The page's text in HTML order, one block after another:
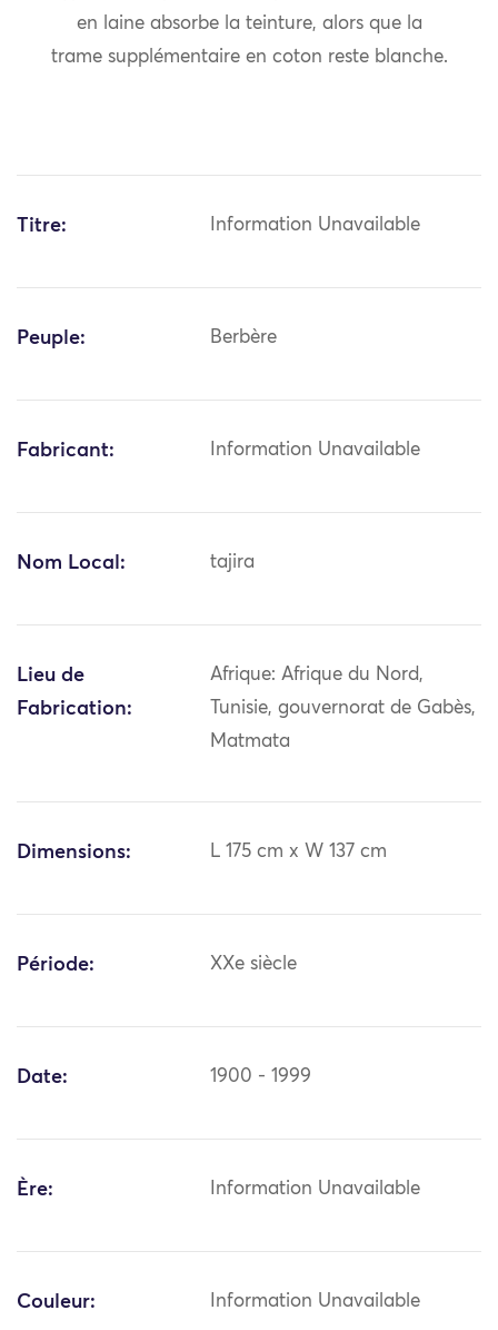
en laine absorbe la teinture, alors que la
trame supplémentaire en coton reste blanche.
Titre: Information Unavailable
Peuple: Berbère
Fabricant: Information Unavailable
Nom Local: tajira
Lieu de
Fabrication:
Afrique: Afrique du Nord,
Tunisie, gouvernorat de Gabès,
Matmata
Dimensions: L 175 cm x W 137 cm
Période: XXe siècle
Date: 1900 - 1999
Ère: Information Unavailable
Couleur: Information Unavailable